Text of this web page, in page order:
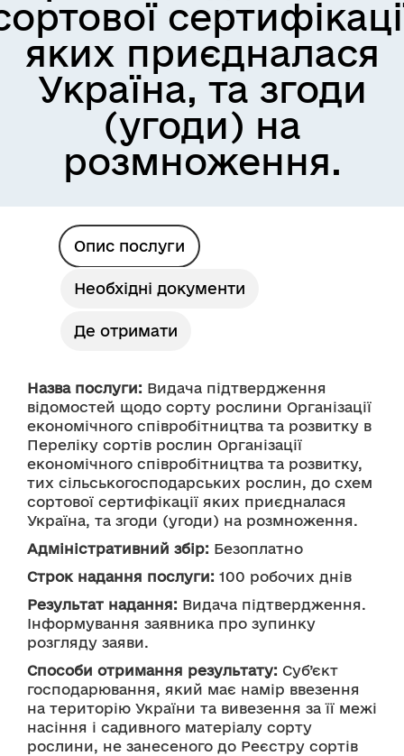
яких приєдналася
Україна, та згоди
(угоди) на
розмноження.
Опис послуги
Необхідні документи
Де отримати
Назва послуги: Видача підтвердження
відомостей щодо сорту рослини Організації
економічного співробітництва та розвитку в
Переліку сортів рослин Організації
економічного співробітництва та розвитку,
тих сільськогосподарських рослин, до схем
сортової сертифікації яких приєдналася
Україна, та згоди (угоди) на розмноження.
Адміністративний збір: Безоплатно
Строк надання послуги: 100 робочих днів
Результат надання: Видача підтвердження.
Інформування заявника про зупинку
розгляду заяви.
Способи отримання результату: Суб’єкт
господарювання, який має намір ввезення
на територію України та вивезення за її межі
насіння і садивного матеріалу сорту
рослини, не занесеного до Реєстру сортів